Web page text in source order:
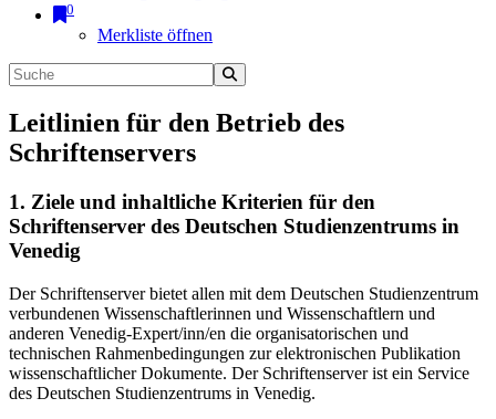
0
Merkliste öffnen
Leitlinien für den Betrieb des
Schriftenservers
1. Ziele und inhaltliche Kriterien für den
Schriftenserver des Deutschen Studienzentrums in
Venedig
Der Schriftenserver bietet allen mit dem Deutschen Studienzentrum
verbundenen Wissenschaftlerinnen und Wissenschaftlern und
anderen Venedig-Expert/inn/en die organisatorischen und
technischen Rahmenbedingungen zur elektronischen Publikation
wissenschaftlicher Dokumente. Der Schriftenserver ist ein Service
des Deutschen Studienzentrums in Venedig.